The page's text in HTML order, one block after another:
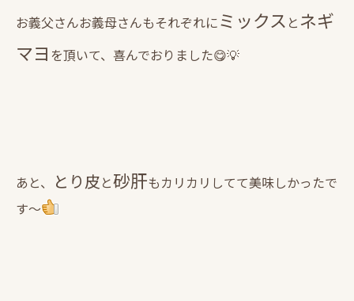
お義父さんお義母さんもそれぞれに ミックス と ネギ
マヨ を頂いて、喜んでおりました😋💡
あと、 とり皮 と砂肝もカリカリしてて美味しかったで
す～